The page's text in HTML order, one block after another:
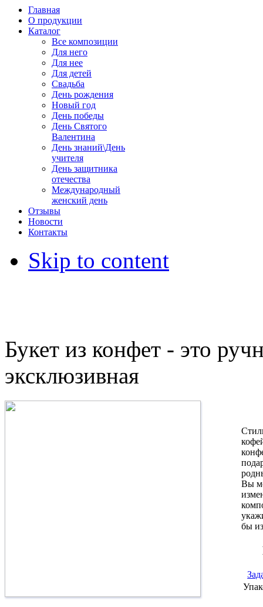
Главная
О продукции
Каталог
Все композиции
Для него
Для нее
Для детей
Свадьба
День pождения
Новый год
День победы
День Святого
Валентина
День знаний\День
учителя
День защитника
отечества
Международный
женский день
Отзывы
Новости
Контакты
Skip to content
Букет из конфет - это
эксклюзивная
Вы
бы